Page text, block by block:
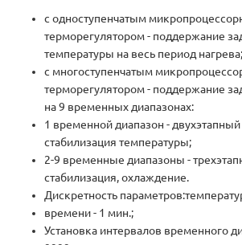
с одноступенчатым
терморегулятором - поддержание
температуры на весь период нагрева;
с многоступенчатым
терморегулятором - поддержание
на 9 временных диапазонах:
1 временной диапазон - двухэтапный
стабилизация температуры;
2-9 временные диапазоны -
стабилизация, охлаждение.
Дискретность
времени - 1 мин.;
Установка интервалов временного